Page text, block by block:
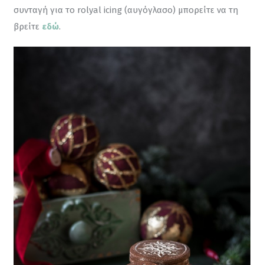
συνταγή για το rolyal icing (αυγόγλασο) μπορείτε να τη
βρείτε εδώ.